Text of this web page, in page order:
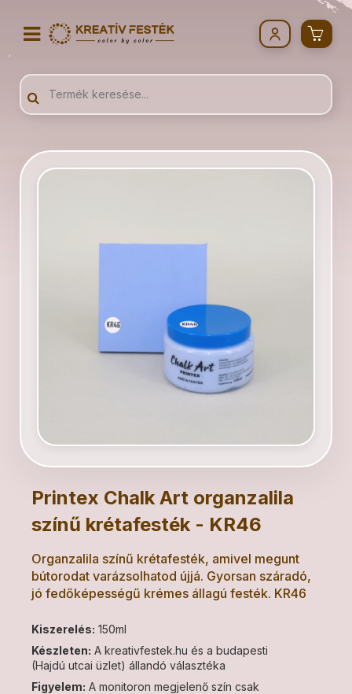
Printex Chalk Art organzalila
színű krétafesték - KR46
Organzalila színű krétafesték, amivel megunt
bútorodat varázsolhatod újjá. Gyorsan száradó,
jó fedőképességű krémes állagú festék. KR46
Kiszerelés: 150ml
Készleten: A kreativfestek.hu és a budapesti
(Hajdú utcai üzlet) állandó választéka
Figyelem: A monitoron megjelenő szín csak